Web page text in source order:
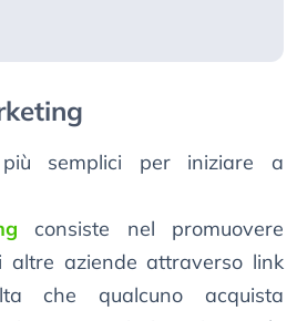
semplici per iniziare a
consiste nel promuovere
aziende attraverso link
che qualcuno acquista